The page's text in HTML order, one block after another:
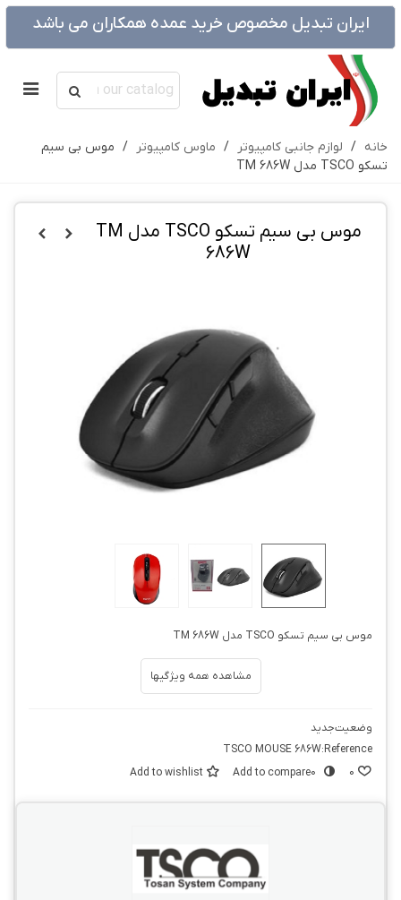
ایران تبدیل مخصوص خرید عمده همکاران می باشد
خانه / لوازم جانبی کامپیوتر / ماوس کامپیوتر / موس بی سیم
تسکو TSCO مدل TM 686W
موس بی سیم تسکو TSCO مدل TM
686W
موس بی سیم تسکو TSCO مدل TM 686W
مشاهده همه ویژگیها
وضعیتجدید
Reference:
TSCO MOUSE 686W
0
Add to compare0
Add to wishlist